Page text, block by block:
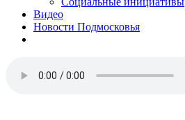
Видео
Новости Подмосковья